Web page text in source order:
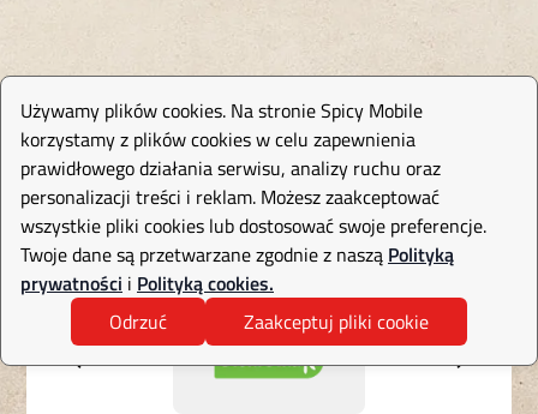
Używamy plików cookies. Na stronie Spicy Mobile
korzystamy z plików cookies w celu zapewnienia
prawidłowego działania serwisu, analizy ruchu oraz
personalizacji treści i reklam. Możesz zaakceptować
wszystkie pliki cookies lub dostosować swoje preferencje.
Twoje dane są przetwarzane zgodnie z naszą Polityką
prywatności i Polityką cookies.
Odrzuć
Zaakceptuj pliki cookie